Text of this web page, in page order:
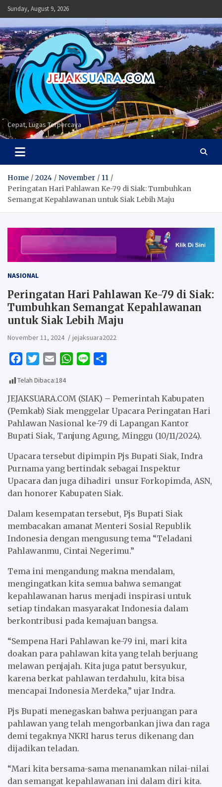
Skip
to
content
Sunday, August 9, 2026
Cepat, Lugas Terpercaya
Home 2024 November
11
Peringatan Hari Pahlawan Ke-79 di Siak: Tumbuhkan
Semangat Kepahlawanan untuk Siak Lebih Maju
NASIONAL
Peringatan Hari Pahlawan Ke-79 di Siak:
Tumbuhkan Semangat Kepahlawanan
untuk Siak Lebih Maju
November 11, 2024 jejaksuara2022
c
e
b
o
o
i
t
t
e
r
a
i
l
W
t
s
A
p
e
r
e
Telah Dibaca:184
JEJAKSUARA.COM (SIAK) – Pemerintah Kabupaten
(Pemkab) Siak menggelar Upacara Peringatan Hari
Pahlawan Nasional ke-79 di Lapangan Kantor
Bupati Siak, Tanjung Agung, Minggu (10/11/2024).
Upacara tersebut dipimpin Pjs Bupati Siak, Indra
Purnama yang bertindak sebagai Inspektur
Upacara dan juga dihadiri unsur Forkopimda, ASN,
dan honorer Kabupaten Siak.
Dalam kesempatan tersebut, Pjs Bupati Siak
membacakan amanat Menteri Sosial Republik
Indonesia dengan mengusung tema “Teladani
Pahlawanmu, Cintai Negerimu.”
Tema ini mengandung makna mendalam,
mengingatkan kita semua bahwa semangat
kepahlawanan harus menjadi inspirasi untuk
setiap tindakan masyarakat Indonesia dalam
berkontribusi pada kemajuan bangsa.
“Sempena Hari Pahlawan ke-79 ini, mari kita
doakan para pahlawan kita yang telah berjuang
melawan penjajah. Kita juga patut bersyukur,
karena berkat pahlawan terdahulu, kita bisa
mencapai Indonesia Merdeka,” ujar Indra.
Pjs Bupati menegaskan bahwa perjuangan para
pahlawan yang telah mengorbankan jiwa dan raga
demi tegaknya NKRI harus terus dikenang dan
dijadikan teladan.
“Mari kita bersama-sama menanamkan nilai-nilai
dan semangat kepahlawanan ini dalam diri kita.